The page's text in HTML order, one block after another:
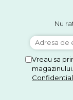
Nu
Vreau sa